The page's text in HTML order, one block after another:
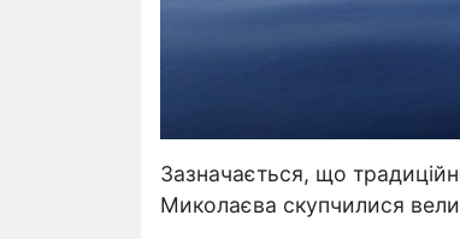
Зазначається, що
Миколаєва скупчилися